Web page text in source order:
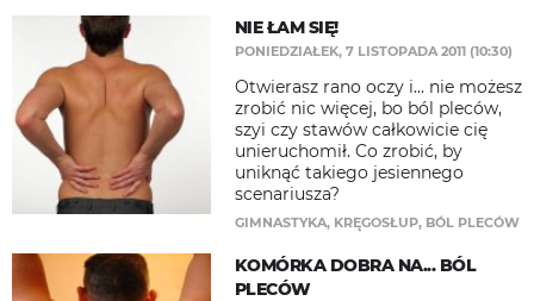
NIE ŁAM SIĘ!
PONIEDZIAŁEK, 7 LISTOPADA 2011 (10:30)
Otwierasz rano oczy i... nie możesz
zrobić nic więcej, bo ból pleców,
szyi czy stawów całkowicie cię
unieruchomił. Co zrobić, by
uniknąć takiego jesiennego
scenariusza?
GIMNASTYKA, KRĘGOSŁUP, BÓL PLECÓW
KOMÓRKA DOBRA NA... BÓL
PLECÓW